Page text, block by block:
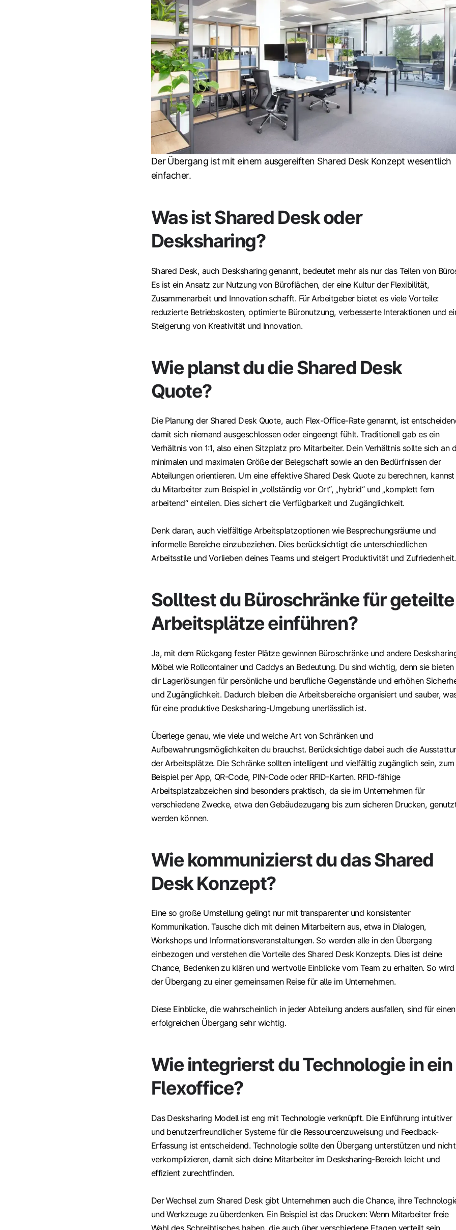
Der Übergang ist mit einem ausgereiften Shared Desk Konzept wesentlich
einfacher.
Was ist Shared Desk oder
Desksharing?
Shared Desk, auch Desksharing genannt, bedeutet mehr als nur das Teilen von
Es ist ein Ansatz zur Nutzung von Büroflächen, der eine Kultur der Flexibilität,
Zusammenarbeit und Innovation schafft. Für Arbeitgeber bietet es viele Vorteile:
reduzierte Betriebskosten, optimierte Büronutzung, verbesserte Interaktionen und
Steigerung von Kreativität und Innovation.
Wie planst du die Shared Desk
Quote?
Die Planung der Shared Desk Quote, auch Flex-Office-Rate genannt, ist
damit sich niemand ausgeschlossen oder eingeengt fühlt. Traditionell gab es ein
Verhältnis von 1:1, also einen Sitzplatz pro Mitarbeiter. Dein Verhältnis sollte sich an
minimalen und maximalen Größe der Belegschaft sowie an den Bedürfnissen der
Abteilungen orientieren. Um eine effektive Shared Desk Quote zu berechnen, kannst
du Mitarbeiter zum Beispiel in „vollständig vor Ort“, „hybrid“ und „komplett fern
arbeitend“ einteilen. Dies sichert die Verfügbarkeit und Zugänglichkeit.
Denk daran, auch vielfältige Arbeitsplatzoptionen wie Besprechungsräume und
informelle Bereiche einzubeziehen. Dies berücksichtigt die unterschiedlichen
Arbeitsstile und Vorlieben deines Teams und steigert Produktivität und Zufriedenheit.
Solltest du Büroschränke für geteilte
Arbeitsplätze einführen?
Ja, mit dem Rückgang fester Plätze gewinnen Büroschränke und andere
Möbel wie Rollcontainer und Caddys an Bedeutung. Du sind wichtig, denn sie bieten
dir Lagerlösungen für persönliche und berufliche Gegenstände und erhöhen
und Zugänglichkeit. Dadurch bleiben die Arbeitsbereiche organisiert und sauber,
für eine produktive Desksharing-Umgebung unerlässlich ist.
Überlege genau, wie viele und welche Art von Schränken und
Aufbewahrungsmöglichkeiten du brauchst. Berücksichtige dabei auch die
der Arbeitsplätze. Die Schränke sollten intelligent und vielfältig zugänglich sein, zum
Beispiel per App, QR-Code, PIN-Code oder RFID-Karten. RFID-fähige
Arbeitsplatzabzeichen sind besonders praktisch, da sie im Unternehmen für
verschiedene Zwecke, etwa den Gebäudezugang bis zum sicheren Drucken,
werden können.
Wie kommunizierst du das Shared
Desk Konzept?
Eine so große Umstellung gelingt nur mit transparenter und konsistenter
Kommunikation. Tausche dich mit deinen Mitarbeitern aus, etwa in Dialogen,
Workshops und Informationsveranstaltungen. So werden alle in den Übergang
einbezogen und verstehen die Vorteile des Shared Desk Konzepts. Dies ist deine
Chance, Bedenken zu klären und wertvolle Einblicke vom Team zu erhalten. So wird
der Übergang zu einer gemeinsamen Reise für alle im Unternehmen.
Diese Einblicke, die wahrscheinlich in jeder Abteilung anders ausfallen, sind für einen
erfolgreichen Übergang sehr wichtig.
Wie integrierst du Technologie in ein
Flexoffice?
Das Desksharing Modell ist eng mit Technologie verknüpft. Die Einführung intuitiver
und benutzerfreundlicher Systeme für die Ressourcenzuweisung und Feedback-
Erfassung ist entscheidend. Technologie sollte den Übergang unterstützen und nicht
verkomplizieren, damit sich deine Mitarbeiter im Desksharing-Bereich leicht und
effizient zurechtfinden.
Der Wechsel zum Shared Desk gibt Unternehmen auch die Chance, ihre
und Werkzeuge zu überdenken. Ein Beispiel ist das Drucken: Wenn Mitarbeiter freie
Wahl des Schreibtisches haben, die auch über verschiedene Etagen verteilt sein